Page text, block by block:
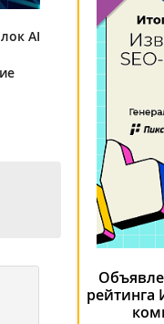
AI
рейтинга